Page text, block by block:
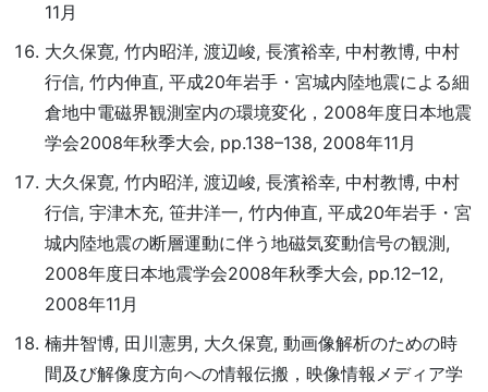
11月
大久保寛, 竹内昭洋, 渡辺峻, 長濱裕幸, 中村教博, 中村
行信, 竹内伸直, 平成20年岩手・宮城内陸地震による細
倉地中電磁界観測室内の環境変化，2008年度日本地震
学会2008年秋季大会, pp.138–138, 2008年11月
大久保寛, 竹内昭洋, 渡辺峻, 長濱裕幸, 中村教博, 中村
行信, 宇津木充, 笹井洋一, 竹内伸直, 平成20年岩手・宮
城内陸地震の断層運動に伴う地磁気変動信号の観測,
2008年度日本地震学会2008年秋季大会, pp.12–12,
2008年11月
楠井智博, 田川憲男, 大久保寛, 動画像解析のための時
間及び解像度方向への情報伝搬，映像情報メディア学